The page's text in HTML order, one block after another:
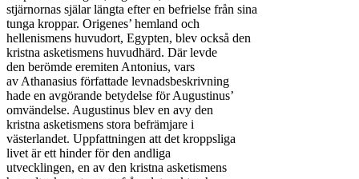
stjärnornas själar längta efter en befrielse från sina
tunga kroppar. Origenes’ hemland och
hellenismens huvudort, Egypten, blev också den
kristna asketismens huvudhärd. Där levde
den berömde eremiten Antonius, vars
av Athanasius författade levnadsbeskrivning
hade en avgörande betydelse för Augustinus’
omvändelse. Augustinus blev en avy den
kristna asketismens stora befrämjare i
västerlandet. Uppfattningen att det kroppsliga
livet är ett hinder för den andliga
utvecklingen, en av den kristna asketismens